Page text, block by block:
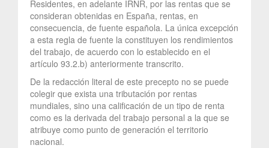
Residentes, en adelante IRNR, por las rentas que se
consideran obtenidas en España, rentas, en
consecuencia, de fuente española. La única excepción
a esta regla de fuente la constituyen los rendimientos
del trabajo, de acuerdo con lo establecido en el
artículo 93.2.b) anteriormente transcrito.
De la redacción literal de este precepto no se puede
colegir que exista una tributación por rentas
mundiales, sino una calificación de un tipo de renta
como es la derivada del trabajo personal a la que se
atribuye como punto de generación el territorio
nacional.